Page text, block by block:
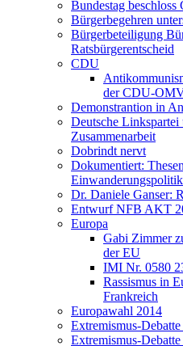
Bundestag beschloss
Bürgerbegehren
Bürgerbeteiligung
Ratsbürgerentscheid
CDU
der CDU-
Demonstrantion in
Deutsche
Zusammenarbeit
Dobrindt nervt
Dokumentiert:
Einwanderungspolitik
Dr. Daniele Ganser:
Entwurf NFB AKT
Europa
Gabi Zimmer
der EU
IMI Nr. 0580
Rassismus in
Frankreich
Europawahl 2014
Extremismus-
Extremismus-